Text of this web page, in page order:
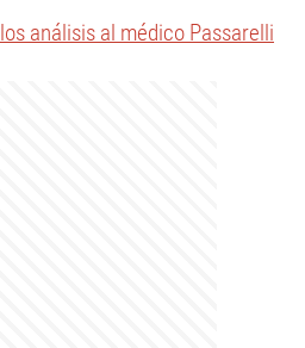
análisis al médico Passarelli